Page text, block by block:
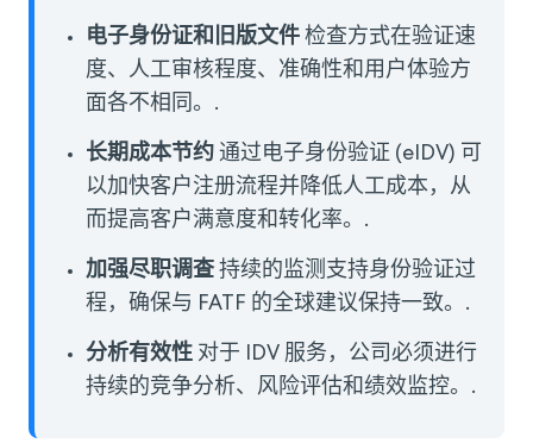
电子身份证和旧版文件检查方式在验证速
度、人工审核程度、准确性和用户体验方
面各不相同。.
长期成本节约 通过电子身份验证 (eIDV) 可
以加快客户注册流程并降低人工成本，从
而提高客户满意度和转化率。.
加强尽职调查 持续的监测支持身份验证过
程，确保与 FATF 的全球建议保持一致。.
分析有效性 对于 IDV 服务，公司必须进行
持续的竞争分析、风险评估和绩效监控。.